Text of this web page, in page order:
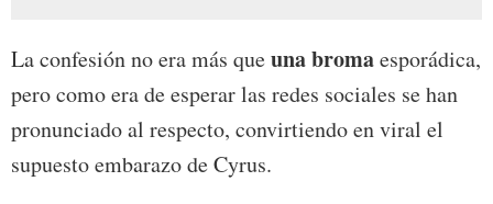
La confesión no era más queuna bromaesporádica,
pero como era de esperar las redes sociales se han
pronunciado al respecto, convirtiendo en viral el
supuesto embarazo de Cyrus.